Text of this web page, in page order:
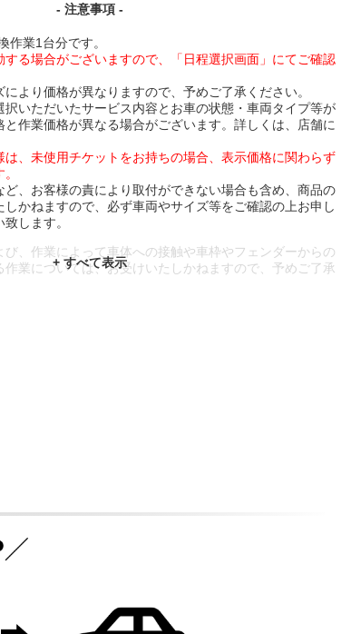
- 注意事項 -
作業1台分です。
る場合がございますので、「日程選択画面」にてご確認
より価格が異なりますので、予めご了承ください。
いただいたサービス内容とお車の状態・車両タイプ等が
作業価格が異なる場合がございます。詳しくは、店舗に
、未使用チケットをお持ちの場合、表示価格に関わらず
、お客様の責により取付ができない場合も含め、商品の
かねますので、必ず車両やサイズ等をご確認の上お申し
します。
、作業によって車体への接触や車枠やフェンダーからの
業については、お受けいたしかねますので、予めご了承